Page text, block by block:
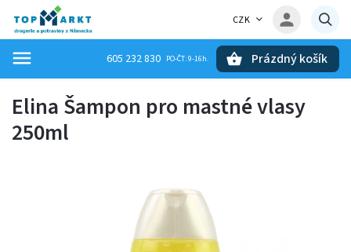
CZK
605 232 830 Prázdný košík
Elina Šampon pro mastné vlasy
250ml